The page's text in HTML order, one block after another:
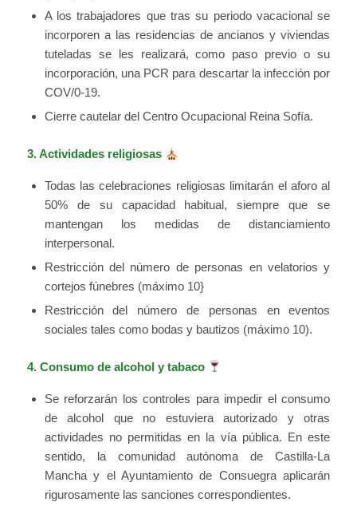
A los trabajadores que tras su periodo vacacional se
incorporen a las residencias de ancianos y viviendas
tuteladas se les realizará, como paso previo o su
incorporación, una PCR para descartar la infección por
COV/0-19.
Cierre cautelar del Centro Ocupacional Reina Sofía.
3. Actividades religiosas
Todas las celebraciones religiosas limitarán el aforo al
50% de su capacidad habitual, siempre que se
mantengan los medidas de distanciamiento
interpersonal.
Restricción del número de personas en velatorios y
cortejos fúnebres (máximo 10}
Restricción del número de personas en eventos
sociales tales como bodas y bautizos (máximo 10).
4. Consumo de alcohol y tabaco
Se reforzarán los controles para impedir el consumo
de alcohol que no estuviera autorizado y otras
actividades no permitidas en la vía pública. En este
sentido, la comunidad autónoma de Castilla-La
Mancha y el Ayuntamiento de Consuegra aplicarán
rigurosamente las sanciones correspondientes.